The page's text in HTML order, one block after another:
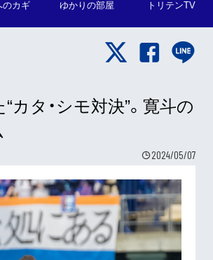
のカギ ゆかりの部屋 トリテンTV
タ・シモ対決”。寛斗の
2024/05/07